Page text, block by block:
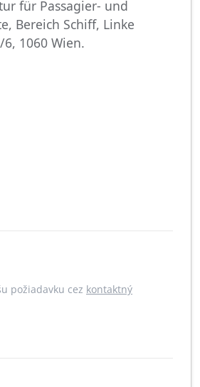
für Passagier- und
Bereich Schiff, Linke
1060 Wien.
požiadavku cez kontaktný